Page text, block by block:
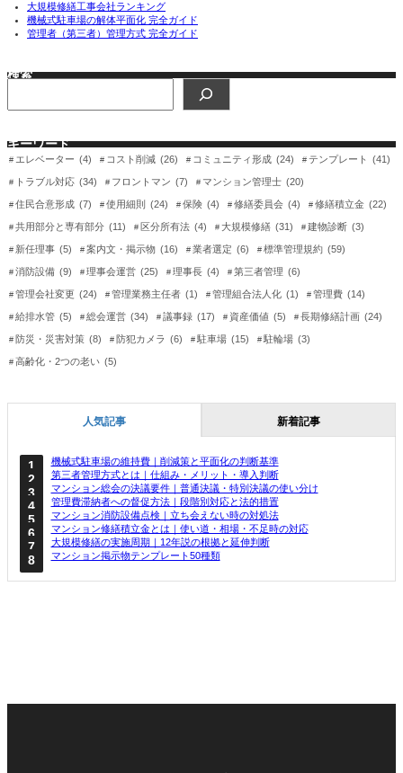
大規模修繕工事会社ランキング
機械式駐車場の解体平面化 完全ガイド
管理者（第三者）管理方式 完全ガイド
検索
キーワード
エレベーター (4) コスト削減 (26) コミュニティ形成 (24) テンプレート (41)
トラブル対応 (34) フロントマン (7) マンション管理士 (20)
住民合意形成 (7) 使用細則 (24) 保険 (4) 修繕委員会 (4) 修繕積立金 (22)
共用部分と専有部分 (11) 区分所有法 (4) 大規模修繕 (31) 建物診断 (3)
新任理事 (5) 案内文・掲示物 (16) 業者選定 (6) 標準管理規約 (59)
消防設備 (9) 理事会運営 (25) 理事長 (4) 第三者管理 (6)
管理会社変更 (24) 管理業務主任者 (1) 管理組合法人化 (1) 管理費 (14)
給排水管 (5) 総会運営 (34) 議事録 (17) 資産価値 (5) 長期修繕計画 (24)
防災・災害対策 (8) 防犯カメラ (6) 駐車場 (15) 駐輪場 (3)
高齢化・2つの老い (5)
人気記事 新着記事
機械式駐車場の維持費｜削減策と平面化の判断基準
第三者管理方式とは｜仕組み・メリット・導入判断
マンション総会の決議要件｜普通決議・特別決議の使い分け
管理費滞納者への督促方法｜段階別対応と法的措置
マンション消防設備点検｜立ち会えない時の対処法
マンション修繕積立金とは｜使い道・相場・不足時の対応
大規模修繕の実施周期｜12年説の根拠と延伸判断
マンション掲示物テンプレート50種類